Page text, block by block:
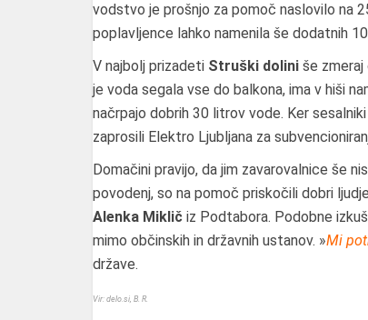
vodstvo je prošnjo za pomoč naslovilo na
poplavljence lahko namenila še dodatnih
V najbolj prizadeti Struški dolini še zmeraj
je voda segala vse do balkona, ima v hiši
načrpajo dobrih 30 litrov vode. Ker
zaprosili Elektro Ljubljana za
Domačini pravijo, da jim zavarovalnice še
povodenj, so na pomoč priskočili dobri
Alenka Miklič iz Podtabora. Podobne
mimo občinskih in državnih ustanov. »Mi
države.
Vir: delo.si, B. R.